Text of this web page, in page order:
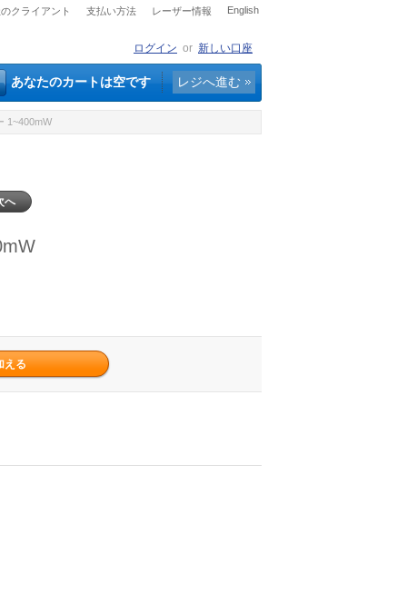
クライアント 支払い方法 レーザー情報 English
ログイン or 新しい口座
あなたのカートは空です レジへ進む
1~400mW
へ